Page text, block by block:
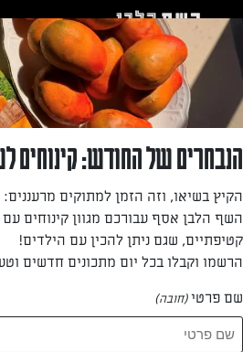
לאזור
תוכן
תחתון
חזרה לעמוד הבית
אור שפיץ
המתכונים של
הנבחרים של החודש: קינוחים
הקיץ בשיאו, וזה הזמן למתוקים מרעננים:
השף הלבן אסף עבורכם מגוון קינוחים עם
קטיפתיים, שגם ניתן להכין עם הילדים!
הרשמו וקבלו בכל יום מתכונים חדשים
שם פרטי(חובה)